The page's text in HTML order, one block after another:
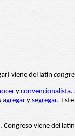
viene del latín
y convencionalista.
agregar y segregar.
Congreso viene del latín